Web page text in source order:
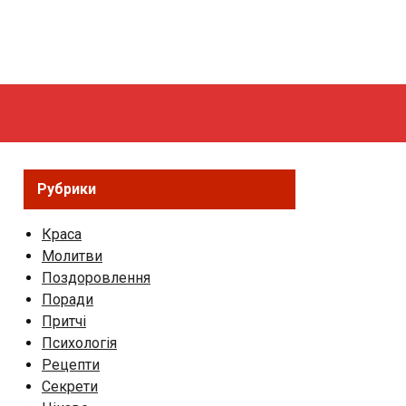
Рубрики
Краса
Молитви
Поздоровлення
Поради
Притчі
Психологія
Рецепти
Секрети